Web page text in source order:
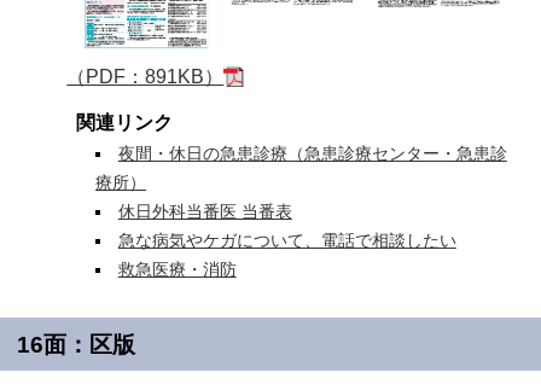
（PDF：891KB）
関連リンク
夜間・休日の急患診療（急患診療センター・急患診
療所）
休日外科当番医 当番表
急な病気やケガについて、電話で相談したい
救急医療・消防
16面：区版